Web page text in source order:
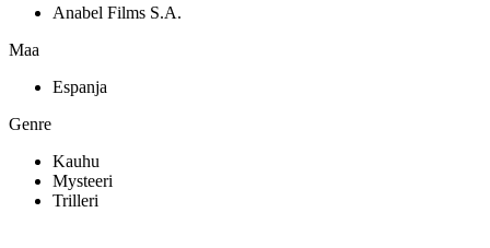
Anabel Films S.A.
Maa
Espanja
Genre
Kauhu
Mysteeri
Trilleri